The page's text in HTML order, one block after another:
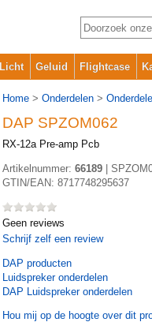
Licht Geluid Flightcase
Home > Onderdelen >
DAP SPZOM062
RX-12a Pre-amp Pcb
Artikelnummer: 66189
GTIN/EAN: 8717748295637
Geen reviews
Schrijf zelf een review
DAP producten
Luidspreker onderdelen
DAP Luidspreker onderdelen
Hou mij op de hoogte over dit